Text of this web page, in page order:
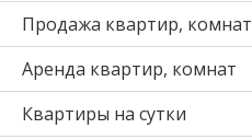
Продажа квартир, комнат
Аренда квартир, комнат
Квартиры на сутки